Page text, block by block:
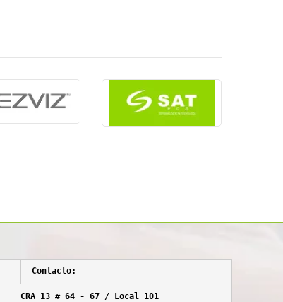
Contacto:
CRA 13 # 64 - 67 / Local 101